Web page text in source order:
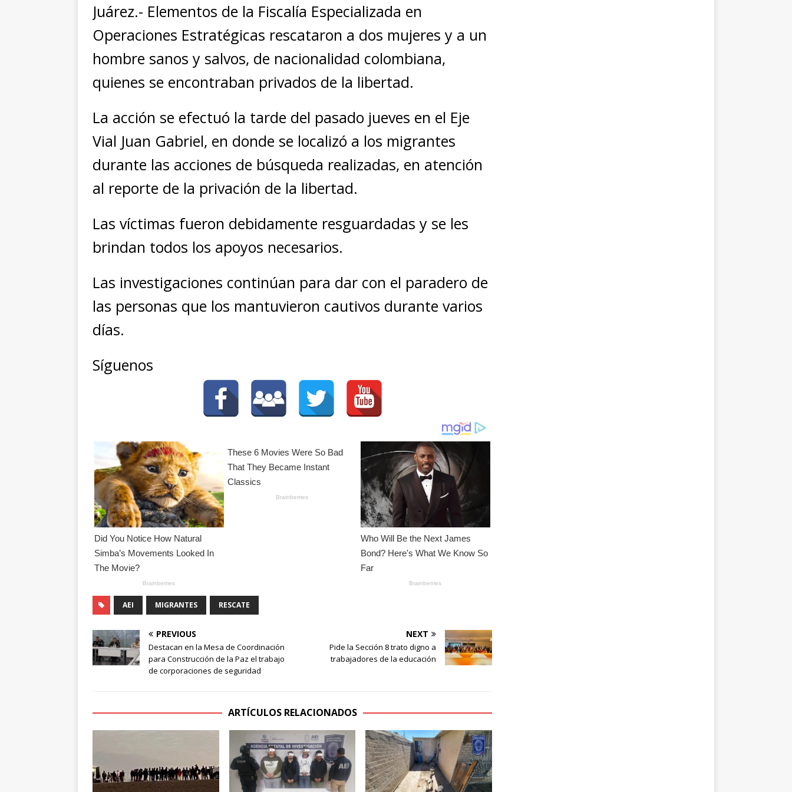
Juárez.- Elementos de la Fiscalía Especializada en
Operaciones Estratégicas rescataron a dos mujeres y a un
hombre sanos y salvos, de nacionalidad colombiana,
quienes se encontraban privados de la libertad.
La acción se efectuó la tarde del pasado jueves en el Eje
Vial Juan Gabriel, en donde se localizó a los migrantes
durante las acciones de búsqueda realizadas, en atención
al reporte de la privación de la libertad.
Las víctimas fueron debidamente resguardadas y se les
brindan todos los apoyos necesarios.
Las investigaciones continúan para dar con el paradero de
las personas que los mantuvieron cautivos durante varios
días.
Síguenos
AEI MIGRANTES RESCATE
PREVIOUS
Destacan en la Mesa de Coordinación
para Construcción de la Paz el trabajo
de corporaciones de seguridad
NEXT
Pide la Sección 8 trato digno a
trabajadores de la educación
ARTÍCULOS RELACIONADOS